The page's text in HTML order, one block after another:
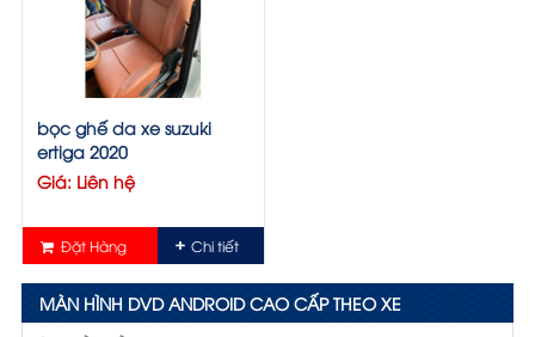
bọc ghế da xe suzuki
ertiga 2020
Giá: Liên hệ
Đặt Hàng Chi tiết
MÀN HÌNH DVD ANDROID CAO CẤP THEO XE